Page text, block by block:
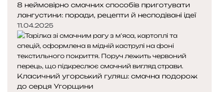
8 неймовірно смачних способів приготувати
лангустини: поради, рецепти й несподівані ідеї
11.04.2025
Класичний угорський гуляш: смачна подорож
до серця Угорщини